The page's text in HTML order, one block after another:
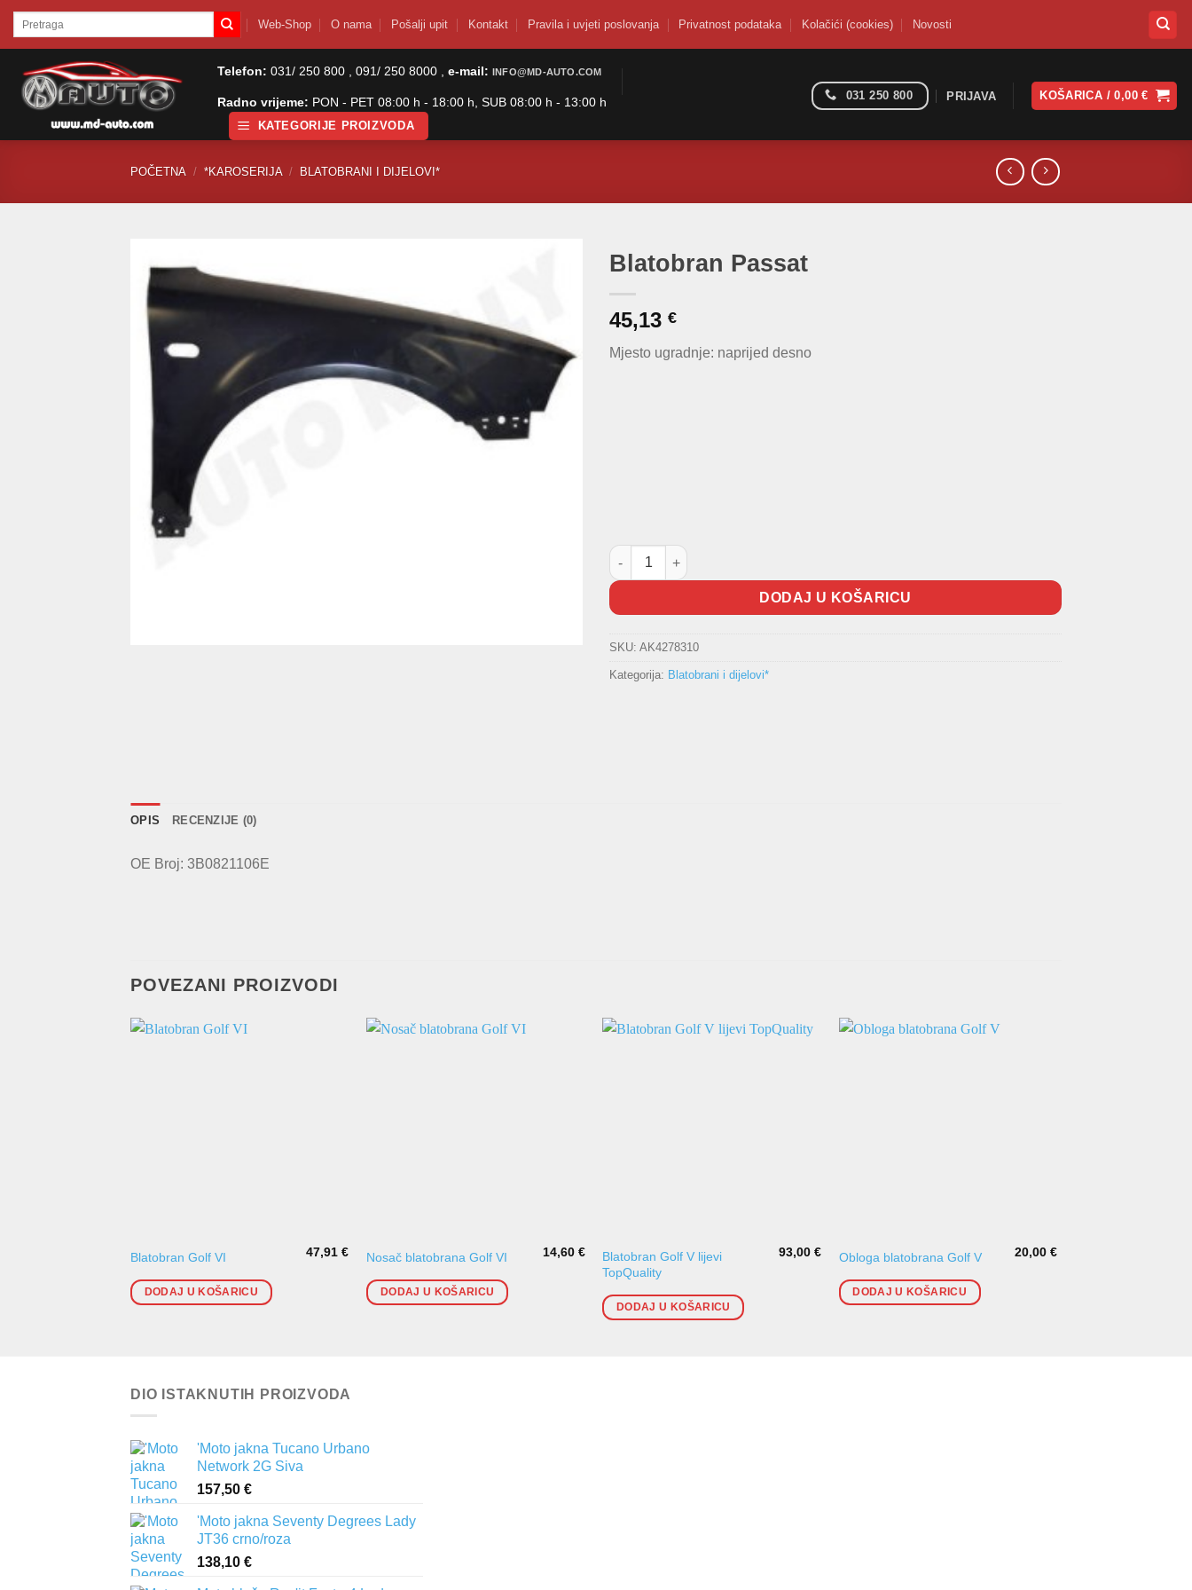
SkipPretraži: Web-Shop O nama Pošalji upit Kontakt Pravila i uvjeti poslovanja Privatnost podataka Kolačići (cookies) Novosti
Telefon: 031/ 250 800 , 091/ 250 8000 , e-mail: INFO@MD-AUTO.COM
Radno vrijeme: PON - PET 08:00 h - 18:00 h, SUB 08:00 h - 13:00 h
KATEGORIJE PROIZVODA
031 250 800 PRIJAVA KOŠARICA /0,00€
POČETNA / *KAROSERIJA / BLATOBRANI I DIJELOVI*
Blatobran Passat
45,13 €
Mjesto ugradnje: naprijed desno
Blatobran Passat količina
DODAJ U KOŠARICU
SKU: AK4278310
Kategorija: Blatobrani i dijelovi*
OPIS RECENZIJE (0)
OE Broj: 3B0821106E
POVEZANI PROIZVODI
Blatobran Golf VI 47,91€
DODAJ U KOŠARICU
Nosač blatobrana Golf VI 14,60 €
DODAJ U KOŠARICU
Blatobran Golf V lijevi
TopQuality
93,00 €
DODAJ U KOŠARICU
Obloga blatobrana Golf V 20,00€
DODAJ U KOŠARICU
DIO ISTAKNUTIH PROIZVODA
'Moto jakna Tucano Urbano
Network 2G Siva
157,50 €
'Moto jakna Seventy Degrees Lady
JT36 crno/roza
138,10 €